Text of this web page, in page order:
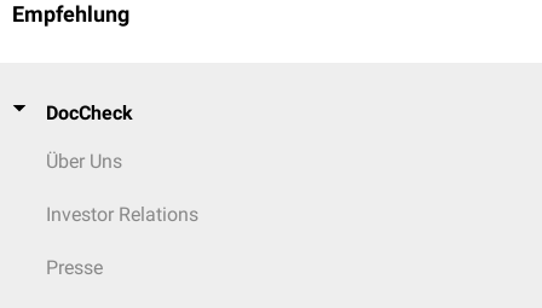
Empfehlung
DocCheck
Über Uns
Investor Relations
Presse